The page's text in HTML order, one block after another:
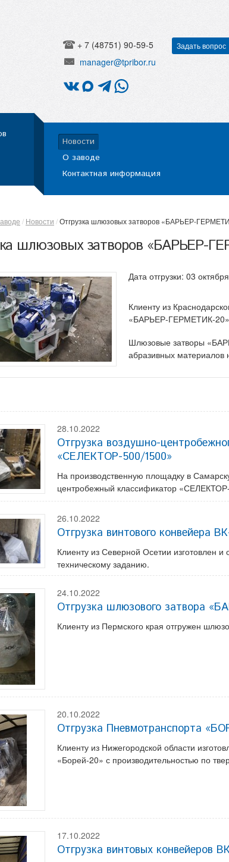
+ 7 (48751) 90-59-5 Задать вопрос
manager@tpribor.ru
Новости
О заводе
Контактная информация
Новости Отгрузка шлюзовых затворов «БАРЬЕР-
шлюзовых затворов «БАРЬЕР-
Дата отгрузки: 03
Клиенту из
«БАРЬЕР-ГЕРМЕТИК-
Шлюзовые затворы
абразивных материалов
28.10.2022
Отгрузка воздушно-
«СЕЛЕКТОР-500/1500»
На производственную площадку в
центробежный классификатор
26.10.2022
Отгрузка винтового конвейера
Клиенту из Северной Осетии изготовлен
техническому заданию.
24.10.2022
Отгрузка шлюзового затвора
Клиенту из Пермского края отгружен
20.10.2022
Отгрузка Пневмотранспорта
Клиенту из Нижегородской области
«Борей-20» с производительностью по
17.10.2022
Отгрузка винтовых конвейеров